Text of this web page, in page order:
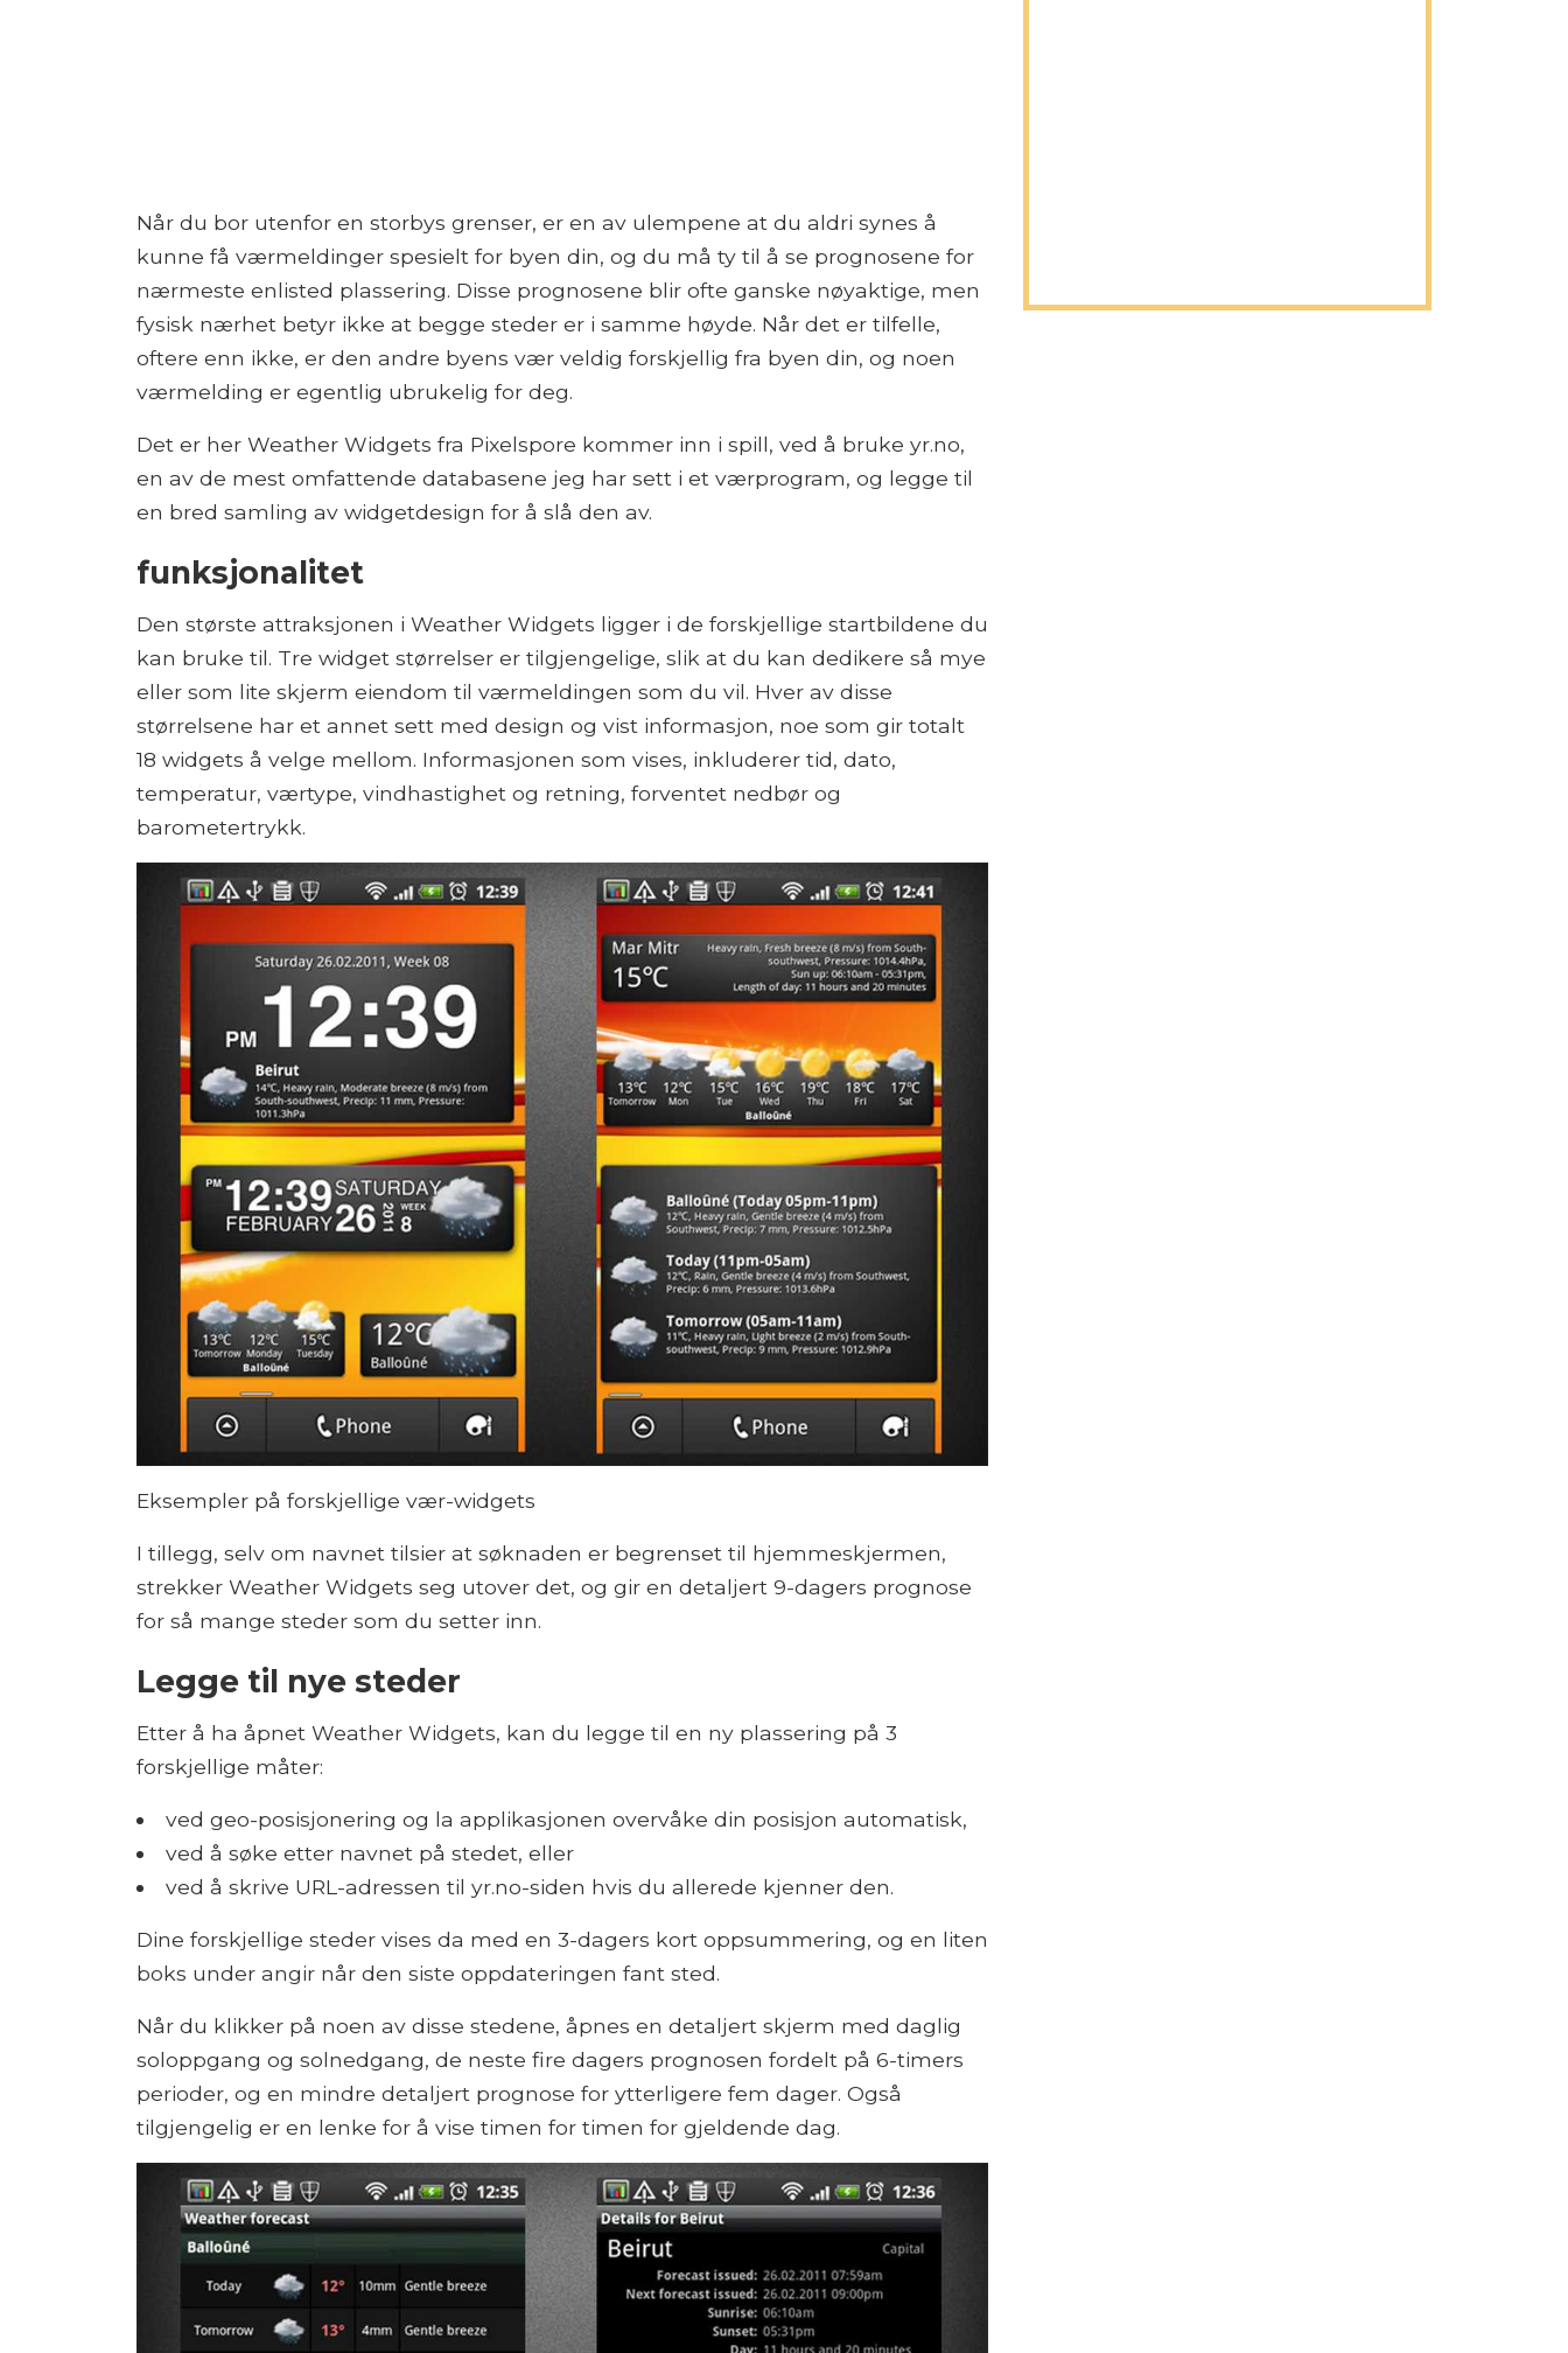
Når du bor utenfor en storbys grenser, er en av ulempene at du aldri synes å
kunne få værmeldinger spesielt for byen din, og du må ty til å se prognosene for
nærmeste enlisted plassering. Disse prognosene blir ofte ganske nøyaktige, men
fysisk nærhet betyr ikke at begge steder er i samme høyde. Når det er tilfelle,
oftere enn ikke, er den andre byens vær veldig forskjellig fra byen din, og noen
værmelding er egentlig ubrukelig for deg.
Det er her Weather Widgets fra Pixelspore kommer inn i spill, ved å bruke yr.no,
en av de mest omfattende databasene jeg har sett i et værprogram, og legge til
en bred samling av widgetdesign for å slå den av.
funksjonalitet
Den største attraksjonen i Weather Widgets ligger i de forskjellige startbildene du
kan bruke til. Tre widget størrelser er tilgjengelige, slik at du kan dedikere så mye
eller som lite skjerm eiendom til værmeldingen som du vil. Hver av disse
størrelsene har et annet sett med design og vist informasjon, noe som gir totalt
18 widgets å velge mellom. Informasjonen som vises, inkluderer tid, dato,
temperatur, værtype, vindhastighet og retning, forventet nedbør og
barometertrykk.
Eksempler på forskjellige vær-widgets
I tillegg, selv om navnet tilsier at søknaden er begrenset til hjemmeskjermen,
strekker Weather Widgets seg utover det, og gir en detaljert 9-dagers prognose
for så mange steder som du setter inn.
Legge til nye steder
Etter å ha åpnet Weather Widgets, kan du legge til en ny plassering på 3
forskjellige måter:
ved geo-posisjonering og la applikasjonen overvåke din posisjon automatisk,
ved å søke etter navnet på stedet, eller
ved å skrive URL-adressen til yr.no-siden hvis du allerede kjenner den.
Dine forskjellige steder vises da med en 3-dagers kort oppsummering, og en liten
boks under angir når den siste oppdateringen fant sted.
Når du klikker på noen av disse stedene, åpnes en detaljert skjerm med daglig
soloppgang og solnedgang, de neste fire dagers prognosen fordelt på 6-timers
perioder, og en mindre detaljert prognose for ytterligere fem dager. Også
tilgjengelig er en lenke for å vise timen for timen for gjeldende dag.